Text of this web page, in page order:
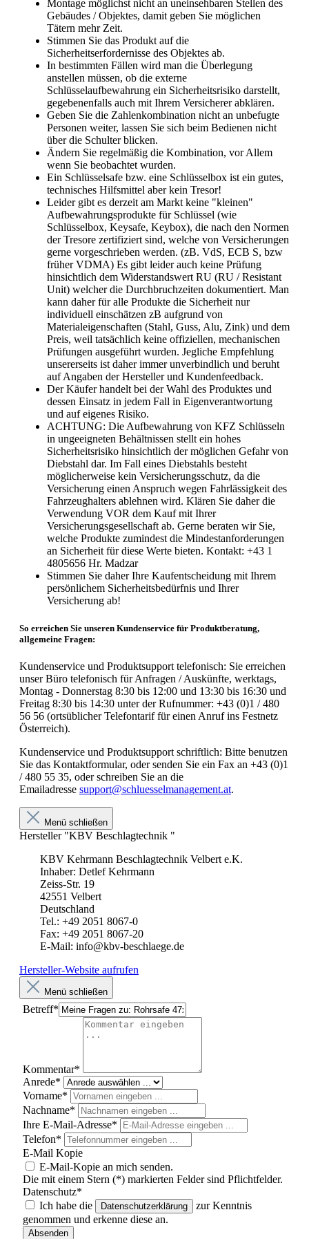
Montage möglichst nicht an uneinsehbaren Stellen des
Gebäudes / Objektes, damit geben Sie möglichen
Tätern mehr Zeit.
Stimmen Sie das Produkt auf die
Sicherheitserfordernisse des Objektes ab.
In bestimmten Fällen wird man die Überlegung
anstellen müssen, ob die externe
Schlüsselaufbewahrung ein Sicherheitsrisiko darstellt,
gegebenenfalls auch mit Ihrem Versicherer abklären.
Geben Sie die Zahlenkombination nicht an unbefugte
Personen weiter, lassen Sie sich beim Bedienen nicht
über die Schulter blicken.
Ändern Sie regelmäßig die Kombination, vor Allem
wenn Sie beobachtet wurden.
Ein Schlüsselsafe bzw. eine Schlüsselbox ist ein gutes,
technisches Hilfsmittel aber kein Tresor!
Leider gibt es derzeit am Markt keine "kleinen"
Aufbewahrungsprodukte für Schlüssel (wie
Schlüsselbox, Keysafe, Keybox), die nach den Normen
der Tresore zertifiziert sind, welche von Versicherungen
gerne vorgeschrieben werden. (zB. VdS, ECB S, bzw
früher VDMA) Es gibt leider auch keine Prüfung
hinsichtlich dem Widerstandswert RU (RU / Resistant
Unit) welcher die Durchbruchzeiten dokumentiert. Man
kann daher für alle Produkte die Sicherheit nur
individuell einschätzen zB aufgrund von
Materialeigenschaften (Stahl, Guss, Alu, Zink) und dem
Preis, weil tatsächlich keine offiziellen, mechanischen
Prüfungen ausgeführt wurden. Jegliche Empfehlung
unsererseits ist daher immer unverbindlich und beruht
auf Angaben der Hersteller und Kundenfeedback.
Der Käufer handelt bei der Wahl des Produktes und
dessen Einsatz in jedem Fall in Eigenverantwortung
und auf eigenes Risiko.
ACHTUNG: Die Aufbewahrung von KFZ Schlüsseln
in ungeeigneten Behältnissen stellt ein hohes
Sicherheitsrisiko hinsichtlich der möglichen Gefahr von
Diebstahl dar. Im Fall eines Diebstahls besteht
möglicherweise kein Versicherungsschutz, da die
Versicherung einen Anspruch wegen Fahrlässigkeit des
Fahrzeughalters ablehnen wird. Klären Sie daher die
Verwendung VOR dem Kauf mit Ihrer
Versicherungsgesellschaft ab. Gerne beraten wir Sie,
welche Produkte zumindest die Mindestanforderungen
an Sicherheit für diese Werte bieten. Kontakt: +43 1
4805656 Hr. Madzar
Stimmen Sie daher Ihre Kaufentscheidung mit Ihrem
persönlichem Sicherheitsbedürfnis und Ihrer
Versicherung ab!
So erreichen Sie unseren Kundenservice für Produktberatung,
allgemeine Fragen:
Kundenservice und Produktsupport telefonisch: Sie erreichen
unser Büro telefonisch für Anfragen / Auskünfte, werktags,
Montag - Donnerstag 8:30 bis 12:00 und 13:30 bis 16:30 und
Freitag 8:30 bis 14:30 unter der Rufnummer: +43 (0)1 / 480
56 56 (ortsüblicher Telefontarif für einen Anruf ins Festnetz
Österreich).
Kundenservice und Produktsupport schriftlich: Bitte benutzen
Sie das Kontaktformular, oder senden Sie ein Fax an +43 (0)1
/ 480 55 35, oder schreiben Sie an die
Emailadresse support@schluesselmanagement.at.
Menü schließen
Hersteller "KBV Beschlagtechnik "
KBV Kehrmann Beschlagtechnik Velbert e.K.
Inhaber: Detlef Kehrmann
Zeiss-Str. 19
42551 Velbert
Deutschland
Tel.: +49 2051 8067-0
Fax: +49 2051 8067-20
E-Mail: info@kbv-beschlaege.de
Hersteller-Website aufrufen
Menü schließen
Betreff*
Kommentar*
Anrede*
Vorname*
Nachname*
Ihre E-Mail-Adresse*
Telefon*
E-Mail Kopie
E-Mail-Kopie an mich senden.
Die mit einem Stern (*) markierten Felder sind Pflichtfelder.
Datenschutz*
Ich habe die
Datenschutzerklärung
zur Kenntnis
genommen und erkenne diese an.
Absenden